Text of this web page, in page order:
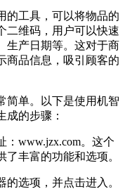
的工具，可以将物品的
二维码，用户可以快速
生产日期等。这对于商
商品信息，吸引顾客的
简单。以下是使用机智
成的步骤：
：www.jzx.com。这个
丰富的功能和选项。
选项，并点击进入。